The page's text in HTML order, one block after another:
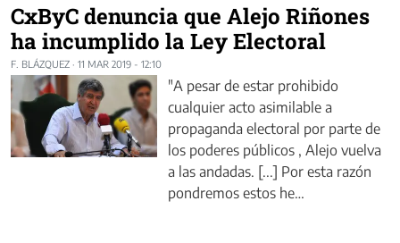
CxByC denuncia que Alejo Riñones
ha incumplido la Ley Electoral
F. BLÁZQUEZ · 11 MAR 2019 - 12:10
"A pesar de estar prohibido
cualquier acto asimilable a
propaganda electoral por parte de
los poderes públicos , Alejo vuelva
a las andadas. [...] Por esta razón
pondremos estos he…